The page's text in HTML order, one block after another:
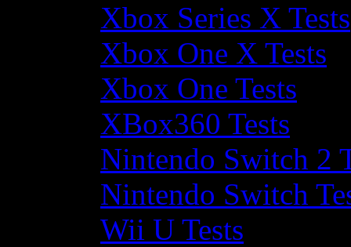
Xbox Series X Tests
Xbox One X Tests
Xbox One Tests
XBox360 Tests
Nintendo Switch 2
Nintendo Switch
Wii U Tests